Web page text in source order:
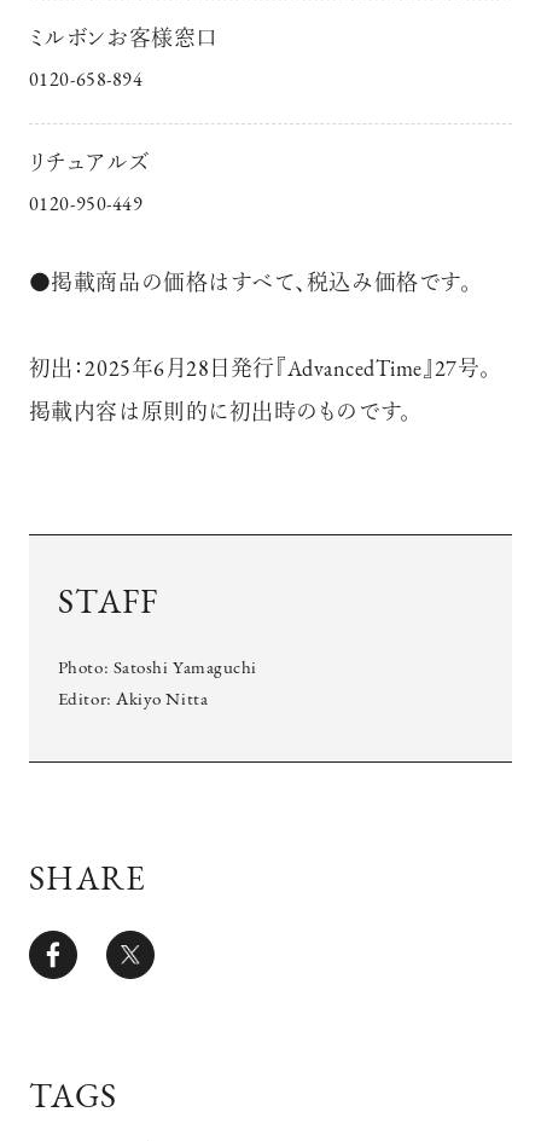
ミルボンお客様窓口
0120-658-894
リチュアルズ
0120-950-449
●掲載商品の価格はすべて、税込み価格です。
初出：2025年6月28日発行『AdvancedTime』27号。
掲載内容は原則的に初出時のものです。
STAFF
Photo: Satoshi Yamaguchi
Editor: Akiyo Nitta
SHARE
TAGS